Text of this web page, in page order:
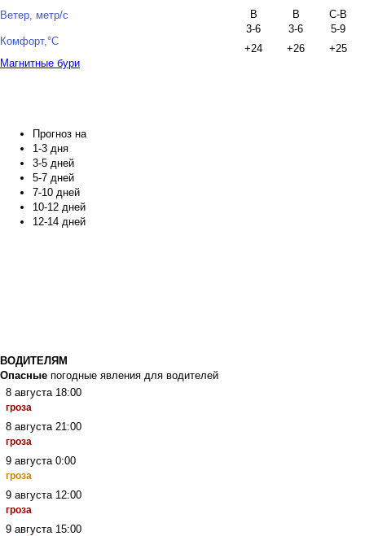
Ветер, метр/с
Комфорт,°C
Магнитные бури
В
3-6
+24
В
3-6
+26
С-В
5-9
+25
Прогноз на
1-3 дня
3-5 дней
5-7 дней
7-10 дней
10-12 дней
12-14 дней
ВОДИТЕЛЯМ
Опасные погодные явления для водителей
8 августа 18:00
гроза
8 августа 21:00
гроза
9 августа 0:00
гроза
9 августа 12:00
гроза
9 августа 15:00